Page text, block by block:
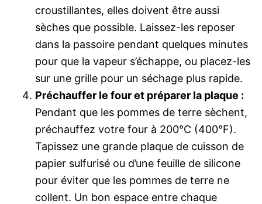
croustillantes, elles doivent être aussi
sèches que possible. Laissez-les reposer
dans la passoire pendant quelques minutes
pour que la vapeur s’échappe, ou placez-les
sur une grille pour un séchage plus rapide.
Préchauffer le four et préparer la plaque :
Pendant que les pommes de terre sèchent,
préchauffez votre four à 200°C (400°F).
Tapissez une grande plaque de cuisson de
papier sulfurisé ou d’une feuille de silicone
pour éviter que les pommes de terre ne
collent. Un bon espace entre chaque